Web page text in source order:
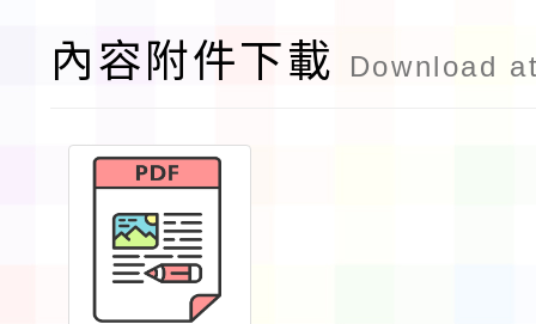
內容附件下載 Download